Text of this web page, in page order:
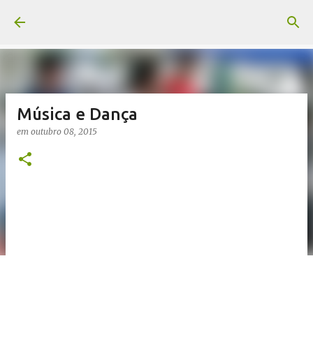
Música e Dança
em outubro 08, 2015